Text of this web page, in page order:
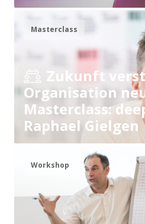
Masterclass
Zukunft
Organisation
Masterclass:
Raphael Gielgen
Workshop